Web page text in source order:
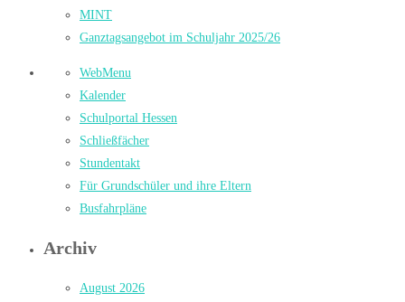
MINT
Ganztagsangebot im Schuljahr 2025/26
WebMenu
Kalender
Schulportal Hessen
Schließfächer
Stundentakt
Für Grundschüler und ihre Eltern
Busfahrpläne
Archiv
August 2026